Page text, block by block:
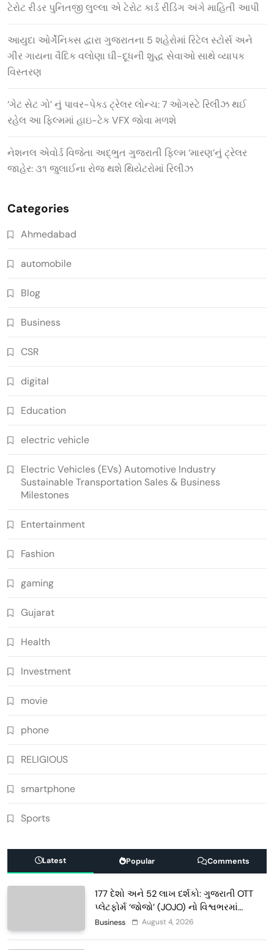
ટેરોટ રીડર પુનિતજી લુલ્લા એ ટેરોટ કાર્ડ રીડિંગ અંગે માહિતી આપી
આયુદા ઓર્ગેનિક્સ દ્વારા ગુજરાતના 5 શહેરોમાં રિટેલ સ્ટોર્સ અને
ગીર ગાયના વૈદિક વલોણા ઘી-દૂધની શુદ્ધ સેવાઓ સાથે વ્યાપક
વિસ્તરણ
‘ગેટ સેટ ગો’ નું પાવર-પેક્ડ ટ્રેલર લોન્ચ: 7 ઓગસ્ટે રિલીઝ થઈ
રહેલ આ ફિલ્મમાં હાઇ-ટેક VFX જોવા મળશે
નેશનલ એવોર્ડ વિજેતા અદ્ભુત ગુજરાતી ફિલ્મ ‘મારણ’નું ટ્રેલર
જાહેર: ૩૧ જુલાઈના રોજ થશે થિયેટરોમાં રિલીઝ
Categories
Ahmedabad
automobile
Blog
Business
CSR
digital
Education
electric vehicle
Electric Vehicles (EVs) Automotive Industry
Sustainable Transportation Sales & Business
Milestones
Entertainment
Fashion
gaming
Gujarat
Health
Investment
movie
phone
RELIGIOUS
smartphone
Sports
Latest Popular Comments
177 દેશો અને 52 લાખ દર્શકો: ગુજરાતી OTT
પ્લેટફોર્મ ‘જોજો’ (JOJO) નો વિશ્વભરમાં
દબદબો
Business August 4, 2026